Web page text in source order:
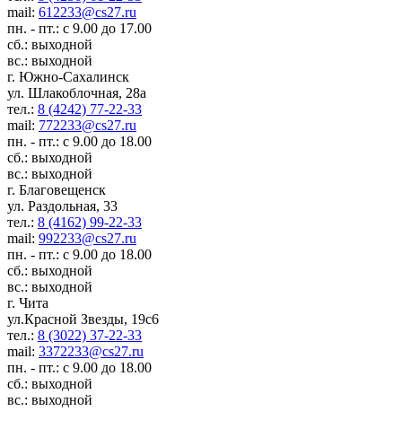
mail: 612233@cs27.ru
пн. - пт.: с 9.00 до 17.00
сб.: выходной
вс.: выходной
г. Южно-Сахалинск
ул. Шлакоблочная, 28а
тел.: 8 (4242) 77-22-33
mail: 772233@cs27.ru
пн. - пт.: с 9.00 до 18.00
сб.: выходной
вс.: выходной
г. Благовещенск
ул. Раздольная, 33
тел.: 8 (4162) 99-22-33
mail: 992233@cs27.ru
пн. - пт.: с 9.00 до 18.00
сб.: выходной
вс.: выходной
г. Чита
ул.Красной Звезды, 19с6
тел.: 8 (3022) 37-22-33
mail: 3372233@cs27.ru
пн. - пт.: с 9.00 до 18.00
сб.: выходной
вс.: выходной